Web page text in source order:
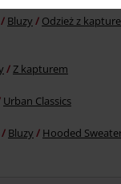
Bluzy Odzież z
Z kapturem
Urban Classics
Bluzy Hooded